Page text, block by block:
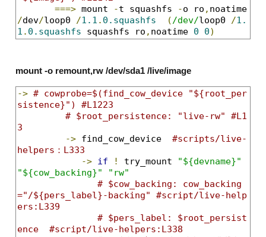
===> mount -t squashfs -o ro ,
/dev/loop0 /1.1 . 0.squashfs (/dev/loop0 /1.
1 . 0.squashfs squashfs ro , noatime 0 0)
mount -o remount,rw /dev/sda1 /live/image
-> # cowprobe=$(find_cow_device "${root_per
sistence}") #L1223
# $root_persistence: "live-rw" #L1
3
-> find_cow_device #scripts/live-
helpers：L333
-> if ! try_mount
"${devname}"
"${cow_backing}"
"rw"
# $cow_backing: cow_backing
="/${pers_label}-backing" #script/live-help
ers:L339
# $pers_label: $root_persist
ence  #script/live-helpers:L338